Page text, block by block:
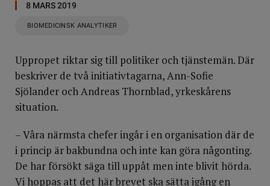
8 MARS 2019
BIOMEDICINSK ANALYTIKER
Uppropet riktar sig till politiker och tjänstemän. Där
beskriver de två initiativtagarna, Ann-Sofie
Sjölander och Andreas Thornblad, yrkeskårens
situation.
– Våra närmsta chefer ingår i en organisation där de
i princip är bakbundna och inte kan göra någonting.
De har försökt säga till uppåt men inte blivit hörda.
Vi hoppas att det här brevet ska sätta igång en